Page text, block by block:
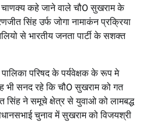
चाणक्य कहे जाने वाले चौ0 सुखराम के
सिंह उर्फ जोगा नामाकंन प्रक्रिया
से भारतीय जनता पार्टी के सशक्त
परिषद के पर्यवेक्षक के रूप मे
यह भी सनद रहे कि चौ0 सुखराम को गत
सिंह ने समूचे क्षेत्र से युवाओ को लामबद्ध
चुनाव में सुखराम को विजयश्री